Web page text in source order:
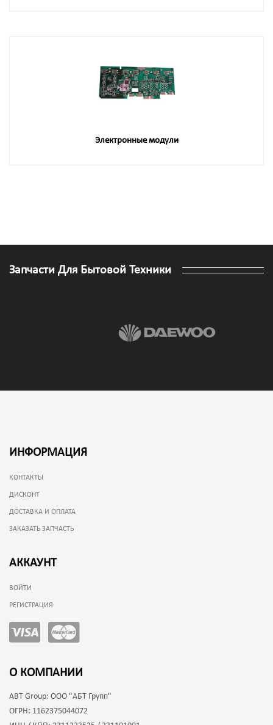
Электронные модули
Запчасти Для Бытовой Техники
ИНФОРМАЦИЯ
КОНТАКТЫ
ДИСКОНТ
ДОСТАВКА И ОПЛАТА
ЗАКАЗАТЬ ЗАПЧАСТЬ
АККАУНТ
ВОЙТИ
РЕГИСТРАЦИЯ
О КОМПАНИИ
ABT Group: ООО "АБТ Групп"
ОГРН: 1162375044072